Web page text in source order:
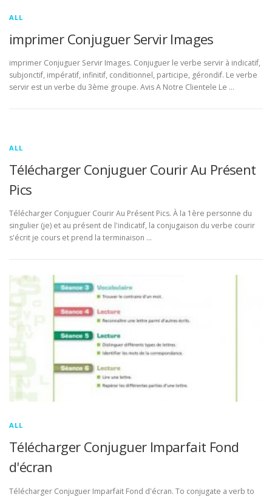
ALL
imprimer Conjuguer Servir Images
imprimer Conjuguer Servir Images. Conjuguer le verbe servir à indicatif,
subjonctif, impératif, infinitif, conditionnel, participe, gérondif. Le verbe
servir est un verbe du 3ème groupe. Avis A Notre Clientele Le …
ALL
Télécharger Conjuguer Courir Au Présent
Pics
Télécharger Conjuguer Courir Au Présent Pics. À la 1ère personne du
singulier (je) et au présent de l'indicatif, la conjugaison du verbe courir
s'écrit je cours et prend la terminaison …
ALL
Télécharger Conjuguer Imparfait Fond
d'écran
Télécharger Conjuguer Imparfait Fond d'écran. To conjugate a verb to